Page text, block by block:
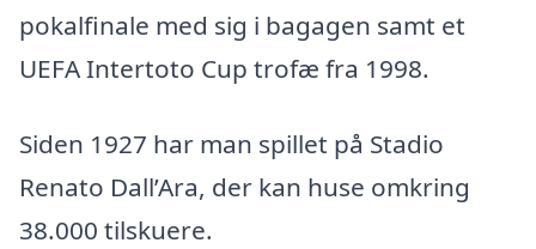
pokalfinale med sig i bagagen samt et
UEFA Intertoto Cup trofæ fra 1998.
Siden 1927 har man spillet på Stadio
Renato Dall’Ara, der kan huse omkring
38.000 tilskuere.